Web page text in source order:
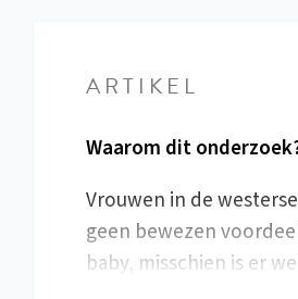
ARTIKEL
Waarom dit
Vrouwen in de
geen bewezen
baby, misschien is er